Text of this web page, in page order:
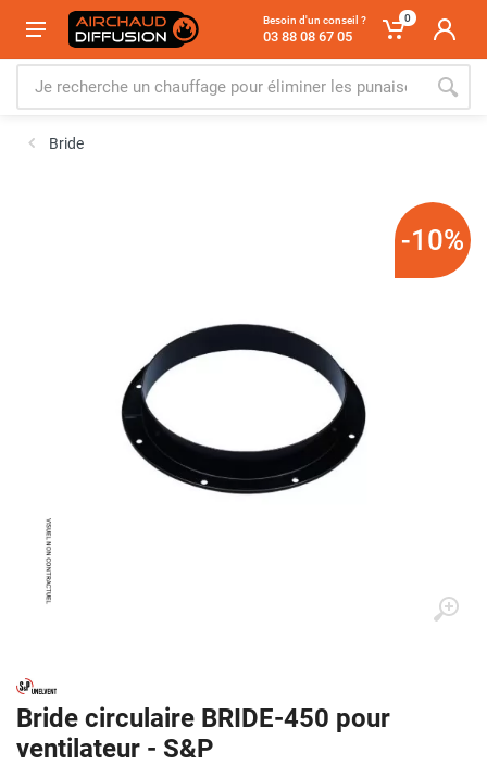
Besoin d'un conseil ?
03 88 08 67 05
0
Bride
-10%
Bride circulaire BRIDE-450 pour
ventilateur - S&P